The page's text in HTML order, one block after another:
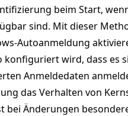
beim Start,
sind. Mit dieser
Autoanmeldung
konfiguriert wird, dass es
Anmeldedaten
das Verhalten von
bei Änderungen